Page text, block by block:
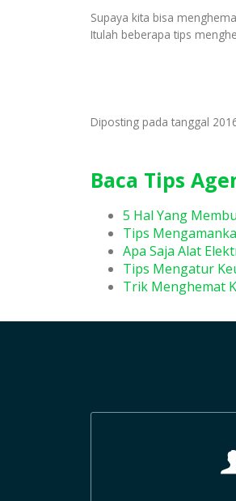
Supaya kita bisa
Itulah beberapa tips
Diposting pada tanggal
Baca Tips
5 Hal Yang
Tips
Apa Saja Alat
Tips Mengatur
Trik Menghemat